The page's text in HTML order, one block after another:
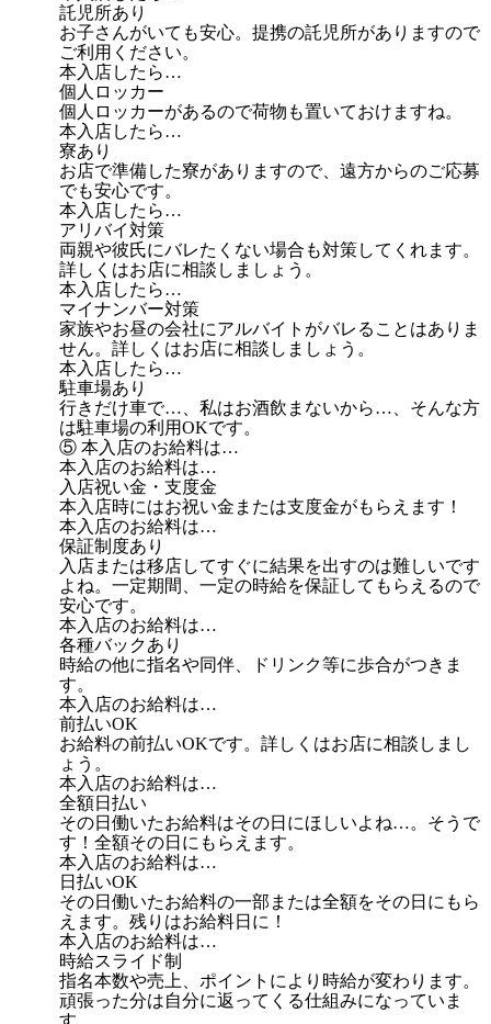
託児所あり
お子さんがいても安心。提携の託児所がありますので
ご利用ください。
本入店したら…
個人ロッカー
個人ロッカーがあるので荷物も置いておけますね。
本入店したら…
寮あり
お店で準備した寮がありますので、遠方からのご応募
でも安心です。
本入店したら…
アリバイ対策
両親や彼氏にバレたくない場合も対策してくれます。
詳しくはお店に相談しましょう。
本入店したら…
マイナンバー対策
家族やお昼の会社にアルバイトがバレることはありま
せん。詳しくはお店に相談しましょう。
本入店したら…
駐車場あり
行きだけ車で…、私はお酒飲まないから…、そんな方
は駐車場の利用OKです。
⑤ 本入店のお給料は…
本入店のお給料は…
入店祝い金・支度金
本入店時にはお祝い金または支度金がもらえます！
本入店のお給料は…
保証制度あり
入店または移店してすぐに結果を出すのは難しいです
よね。一定期間、一定の時給を保証してもらえるので
安心です。
本入店のお給料は…
各種バックあり
時給の他に指名や同伴、ドリンク等に歩合がつきま
す。
本入店のお給料は…
前払いOK
お給料の前払いOKです。詳しくはお店に相談しまし
ょう。
本入店のお給料は…
全額日払い
その日働いたお給料はその日にほしいよね…。そうで
す！全額その日にもらえます。
本入店のお給料は…
日払いOK
その日働いたお給料の一部または全額をその日にもら
えます。残りはお給料日に！
本入店のお給料は…
時給スライド制
指名本数や売上、ポイントにより時給が変わります。
頑張った分は自分に返ってくる仕組みになっていま
す。